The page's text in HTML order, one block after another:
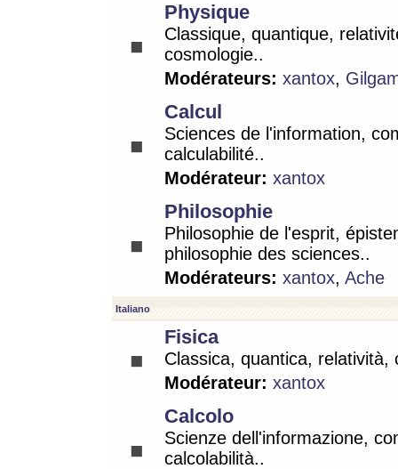
Physique
Classique, quantique,
cosmologie..
Modérateurs: xantox,
Calcul
Sciences de l'information,
calculabilité..
Modérateur: xantox
Philosophie
Philosophie de l'esprit,
philosophie des sciences..
Modérateurs: xantox, Ache
Italiano
Fisica
Classica, quantica, relatività,
Modérateur: xantox
Calcolo
Scienze dell'informazione,
calcolabilità..